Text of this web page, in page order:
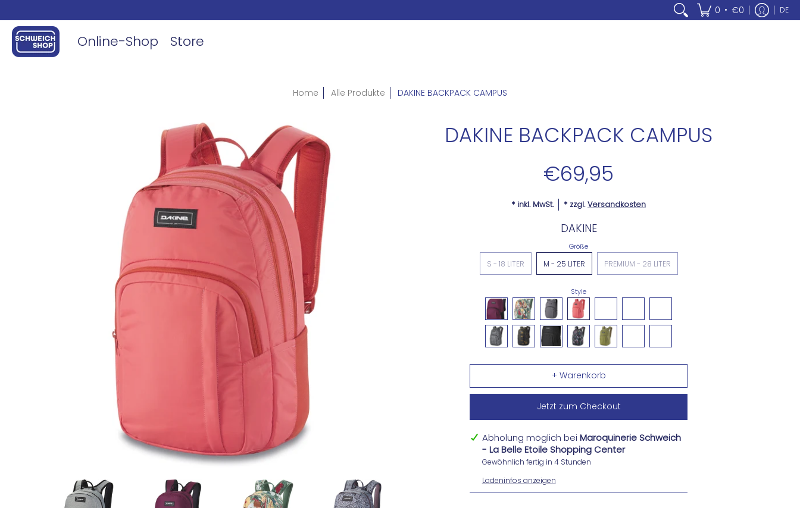
0 • €0 DE
Online-Shop Store
Home Alle Produkte DAKINE BACKPACK CAMPUS
DAKINE BACKPACK CAMPUS
€69,95
* inkl. MwSt. * zzgl.Versandkosten
DAKINE
Größe
S - 18 LITER M - 25 LITER PREMIUM - 28 LITER
Style
Jetzt zum Checkout
Abholung möglich bei Maroquinerie Schweich
- La Belle Etoile Shopping Center
Gewöhnlich fertig in 4 Stunden
Ladeninfos anzeigen